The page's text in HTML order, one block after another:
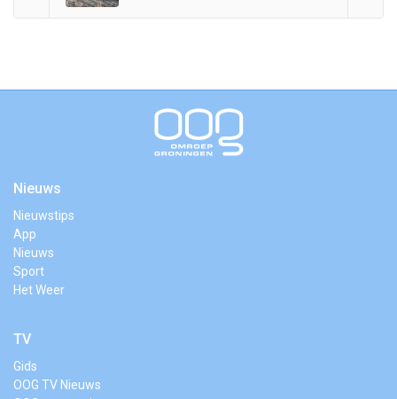
Nieuws
Nieuwstips
App
Nieuws
Sport
Het Weer
TV
Gids
OOG TV Nieuws